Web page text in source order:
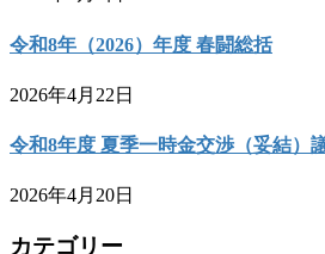
令和8年（2026）年度 春闘総括
2026年4月22日
令和8年度 夏季一時金交渉（妥結）
2026年4月20日
カテゴリー